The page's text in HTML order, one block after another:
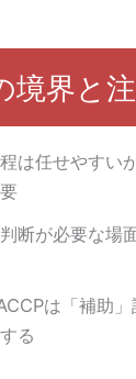
境界と
は任せやすい
断が必要な場
は「補助
る